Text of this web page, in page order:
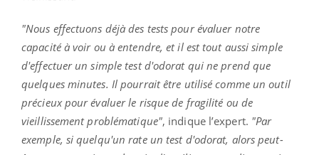
"Nous effectuons déjà des tests pour évaluer notre
capacité à voir ou à entendre, et il est tout aussi simple
d'effectuer un simple test d'odorat qui ne prend que
quelques minutes. Il pourrait être utilisé comme un outil
précieux pour évaluer le risque de fragilité ou de
vieillissement problématique", indique l’expert. "Par
exemple, si quelqu'un rate un test d'odorat, alors peut-